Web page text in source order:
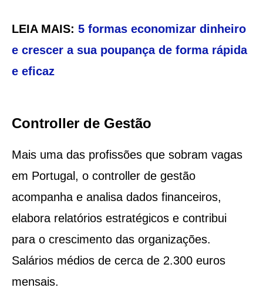
LEIA MAIS: 5 formas economizar dinheiro
e crescer a sua poupança de forma rápida
e eficaz
Controller de Gestão
Mais uma das profissões que sobram vagas
em Portugal, o controller de gestão
acompanha e analisa dados financeiros,
elabora relatórios estratégicos e contribui
para o crescimento das organizações.
Salários médios de cerca de 2.300 euros
mensais.